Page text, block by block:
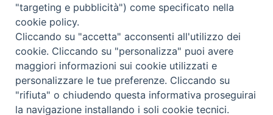
GRAZIE PER IL TUO AIUTO
Insieme per la Diocesi
Copyright 2026 ©Diocesi di Vittorio Veneto-Privacy
"targeting e pubblicità") come specificato nella
cookie policy.
Cliccando su "accetta" acconsenti all'utilizzo dei
cookie. Cliccando su "personalizza" puoi avere
maggiori informazioni sui cookie utilizzati e
personalizzare le tue preferenze. Cliccando su
"rifiuta" o chiudendo questa informativa proseguirai
la navigazione installando i soli cookie tecnici.